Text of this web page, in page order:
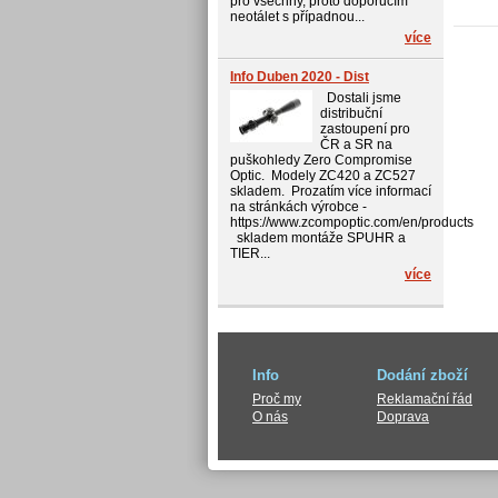
neotálet s případnou...
více
Info Duben 2020 - Dist
Dostali jsme
distribuční
zastoupení pro
ČR a SR na
puškohledy Zero Compromise
Optic. Modely ZC420 a ZC527
skladem. Prozatím více informací
na stránkách výrobce -
https://www.zcompoptic.com/en/products
skladem montáže SPUHR a
TIER...
více
Info Dodání zboží
Proč my
O nás
Reklamační řád
Doprava